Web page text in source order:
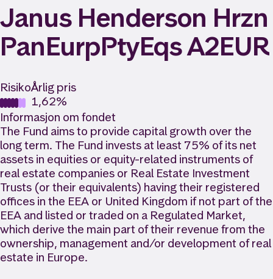
Janus Henderson Hrzn
PanEurpPtyEqs A2EUR
RisikoÅrlig pris
1,62%
Informasjon om fondet
The Fund aims to provide capital growth over the
long term. The Fund invests at least 75% of its net
assets in equities or equity-related instruments of
real estate companies or Real Estate Investment
Trusts (or their equivalents) having their registered
offices in the EEA or United Kingdom if not part of the
EEA and listed or traded on a Regulated Market,
which derive the main part of their revenue from the
ownership, management and/or development of real
estate in Europe.